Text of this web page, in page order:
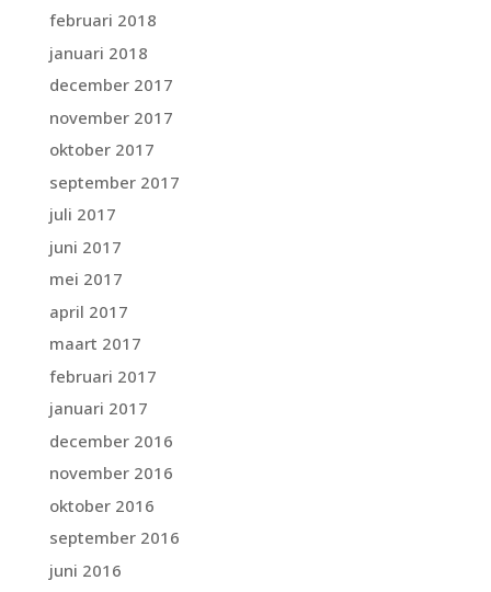
februari 2018
januari 2018
december 2017
november 2017
oktober 2017
september 2017
juli 2017
juni 2017
mei 2017
april 2017
maart 2017
februari 2017
januari 2017
december 2016
november 2016
oktober 2016
september 2016
juni 2016